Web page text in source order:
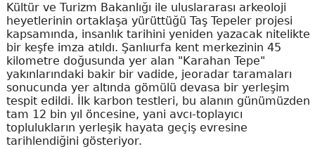
Kültür ve Turizm Bakanlığı ile uluslararası arkeoloji
heyetlerinin ortaklaşa yürüttüğü Taş Tepeler projesi
kapsamında, insanlık tarihini yeniden yazacak nitelikte
bir keşfe imza atıldı. Şanlıurfa kent merkezinin 45
kilometre doğusunda yer alan "Karahan Tepe"
yakınlarındaki bakir bir vadide, jeoradar taramaları
sonucunda yer altında gömülü devasa bir yerleşim
tespit edildi. İlk karbon testleri, bu alanın günümüzden
tam 12 bin yıl öncesine, yani avcı-toplayıcı
toplulukların yerleşik hayata geçiş evresine
tarihlendiğini gösteriyor.